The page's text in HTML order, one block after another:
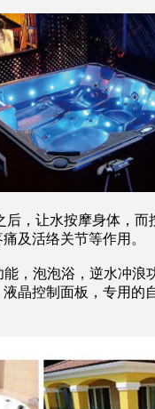
让水按摩身体，而
及活络关节等作用。
，泡泡浴，逆水冲
晶控制面板，专用